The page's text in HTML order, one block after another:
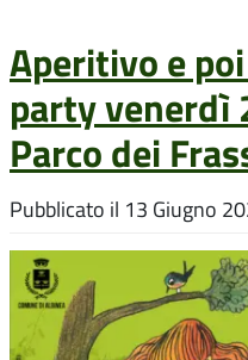
Aperitivo e
party venerdì
Parco dei
Pubblicato il 13 Giugno